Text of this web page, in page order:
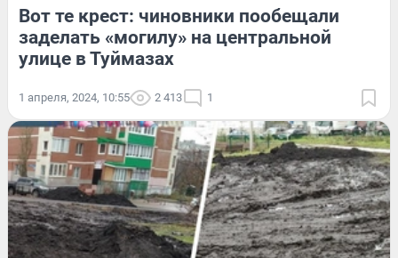
Вот те крест: чиновники пообещали
заделать «могилу» на центральной
улице в Туймазах
1 апреля, 2024, 10:55 2 413 1